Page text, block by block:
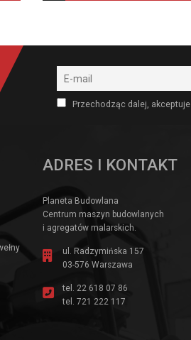
Przechodząc dalej,
ADRES I KONTAKT
Planeta Budowlana
Centrum maszyn budowlanych
i agregatów malarskich.
ul. Radzymińska 157
03-576 Warszawa
tel. 22 618 07 86
tel. 721 222 117